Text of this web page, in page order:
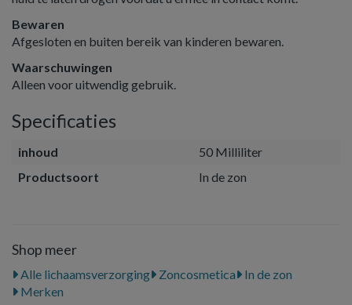
Bewaren
Afgesloten en buiten bereik van kinderen bewaren.
Waarschuwingen
Alleen voor uitwendig gebruik.
Specificaties
inhoud
50 Milliliter
Productsoort
In de zon
Shop meer
Alle lichaamsverzorging Zoncosmetica
In de zon
Merken